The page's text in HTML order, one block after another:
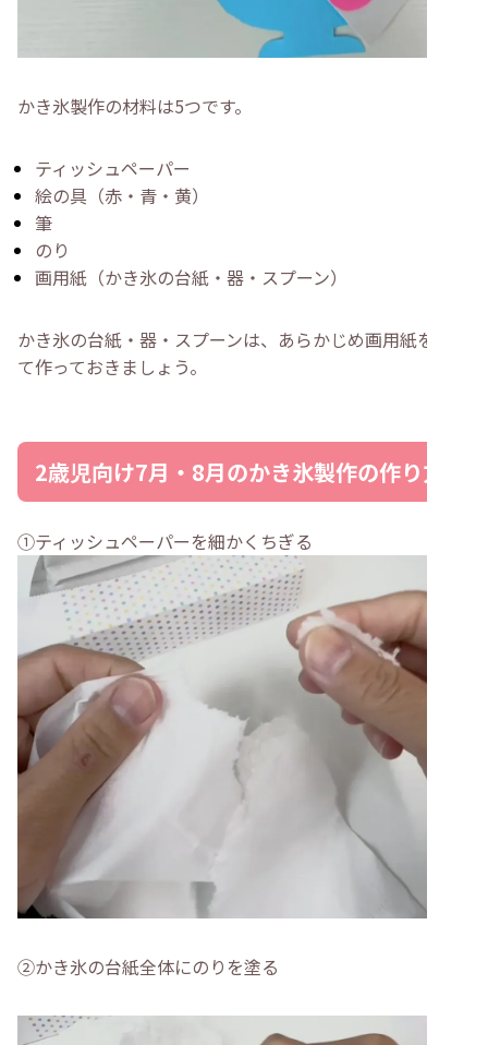
かき氷製作の材料は5つです。
ティッシュペーパー
絵の具（赤・青・黄）
筆
のり
画用紙（かき氷の台紙・器・スプーン）
かき氷の台紙・器・スプーンは、あらかじめ画用紙を切っ
て作っておきましょう。
2歳児向け7月・8月のかき氷製作の作り方
①ティッシュペーパーを細かくちぎる
②かき氷の台紙全体にのりを塗る